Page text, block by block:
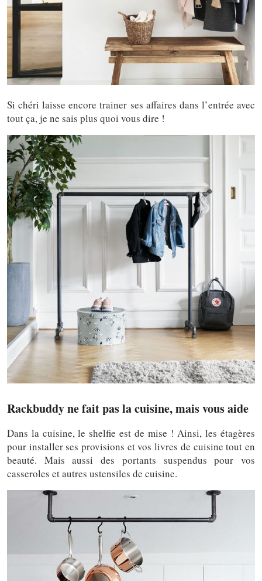
Si chéri laisse encore trainer ses affaires dans l’entrée avec
tout ça, je ne sais plus quoi vous dire !
Rackbuddy ne fait pas la cuisine, mais vous aide
Dans la cuisine, le shelfie est de mise ! Ainsi, les étagères
pour installer ses provisions et vos livres de cuisine tout en
beauté. Mais aussi des portants suspendus pour vos
casseroles et autres ustensiles de cuisine.